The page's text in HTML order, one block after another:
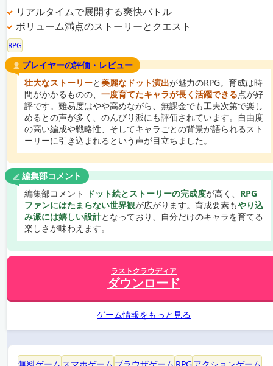
リアルタイムで展開する爽快バトル
ボリューム満点のストーリーとクエスト
RPG
プレイヤーの評価・レビュー
壮大なストーリーと美麗なドット演出が魅力のRPG。育成は時
間がかかるものの、 一度育てたキャラが長く活躍できる点が好
評です。難易度はやや高めながら、無課金でも工夫次第で楽し
めるとの声が多く、のんびり派にも評価されています。自由度
の高い編成や戦略性、そしてキャラごとの背景が語られるスト
ーリーに引き込まれるという声が目立ちました。
編集部コメント
編集部コメント
ドット絵とストーリーの完成度が高く、 RPG
ファンにはたまらない世界観が広がります。育成要素もやり込
み派には嬉しい設計となっており、自分だけのキャラを育てる
楽しさが味わえます。
ラストクラウディア
ダウンロード
ゲーム情報をもっと見る